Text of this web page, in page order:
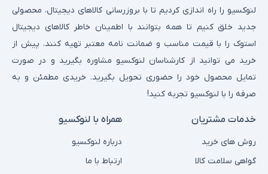
لنوکسیو را راه اندازی کردیم تا با بروزرسانی کالاهای دیجیتال، محصولی
جدید خلق کنیم تا همه بتوانند با اطمینان خاطر کالاهای دیجیتال
استوک را با قیمت مناسب و ضمانت نامه معتبر تهیه کنند. پیش از
خرید می توانید از کارشناسان لنوکسیو مشاوره بگیرید و در صورت
تمایل محصول خود را حضوری تحویل بگیرید. خریدی مطمئن و به
صرفه را با لنوکسیو تجربه کنید!
خدمات مشتریان
روش های خرید
گواهی سلامت کالا
همراه با لنوکسیو
درباره لنوکسیو
ارتباط با ما